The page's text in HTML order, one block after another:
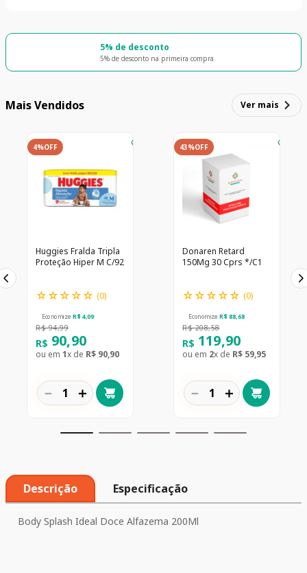
5% de desconto
5% de desconto na primeira compra
Mais Vendidos Ver mais
4%OFF
Huggies Fralda Tripla
Proteção Hiper M C/92
☆☆☆☆☆ (0)
Economize R$ 4,09
R$ 94,99
R$ 90,90
ou em 1x de R$ 90,90
＋
－
43%OFF
Donaren Retard
150Mg 30 Cprs */C1
☆☆☆☆☆ (0)
Economize R$ 88,68
R$ 208,58
R$ 119,90
ou em 2x de R$ 59,95
＋
－
Descrição Especificação
Body Splash Ideal Doce Alfazema 200Ml